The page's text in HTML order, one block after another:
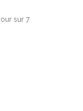
sur 7